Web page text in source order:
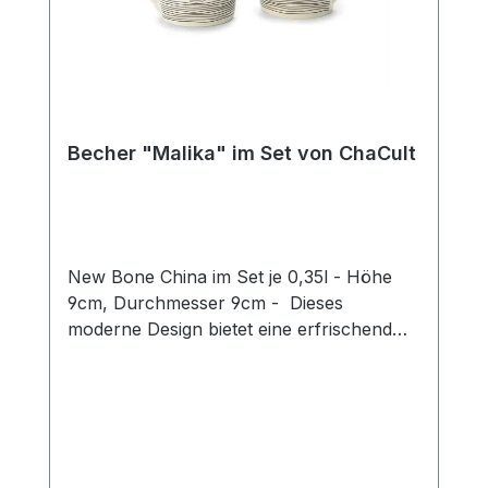
Becher "Malika" im Set von ChaCult
New Bone China im Set je 0,35l - Höhe
9cm, Durchmesser 9cm - Dieses
moderne Design bietet eine erfrischend